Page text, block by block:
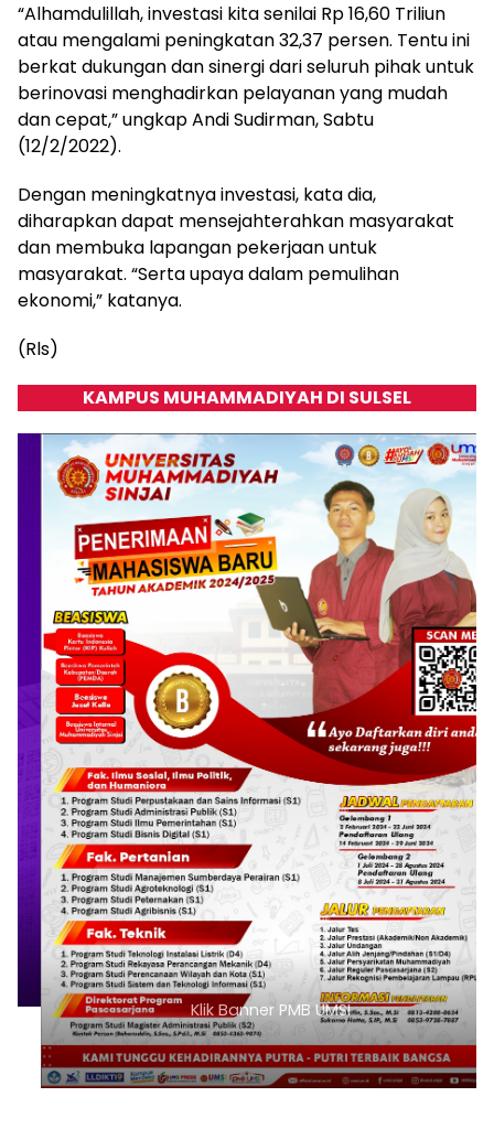
“Alhamdulillah, investasi kita senilai Rp 16,60 Triliun
atau mengalami peningkatan 32,37 persen. Tentu ini
berkat dukungan dan sinergi dari seluruh pihak untuk
berinovasi menghadirkan pelayanan yang mudah
dan cepat,” ungkap Andi Sudirman, Sabtu
(12/2/2022).
Dengan meningkatnya investasi, kata dia,
diharapkan dapat mensejahterahkan masyarakat
dan membuka lapangan pekerjaan untuk
masyarakat. “Serta upaya dalam pemulihan
ekonomi,” katanya.
(Rls)
KAMPUS MUHAMMADIYAH DI SULSEL
Klik Banner PMB UMSI